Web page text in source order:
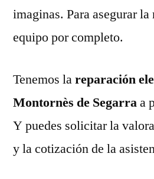
imaginas. Para asegurar
equipo por completo.
Tenemos lareparación
Montornès de Segarraa
Y puedes solicitar la
y la cotización de la